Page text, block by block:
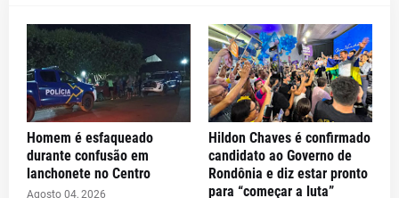
Homem é esfaqueado
durante confusão em
lanchonete no Centro
Agosto 04, 2026
Hildon Chaves é confirmado
candidato ao Governo de
Rondônia e diz estar pronto
para “começar a luta”